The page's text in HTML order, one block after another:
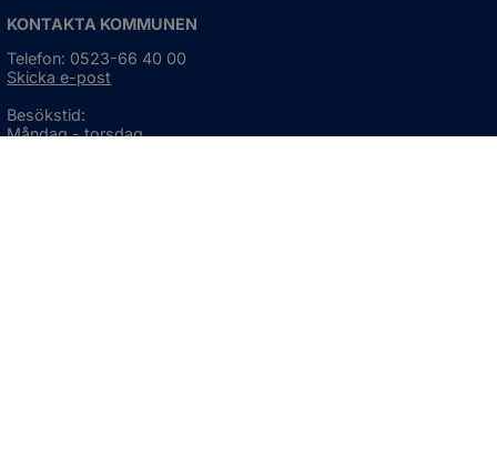
KONTAKTA KOMMUNEN
Telefon: 0523-66 40 00
Skicka e-post
Besökstid:
Måndag - torsdag